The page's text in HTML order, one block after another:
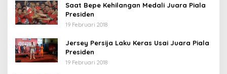
Saat Bepe Kehilangan Medali Juara Piala
Presiden
19 Februari 2018
Jersey Persija Laku Keras Usai Juara Piala
Presiden
19 Februari 2018